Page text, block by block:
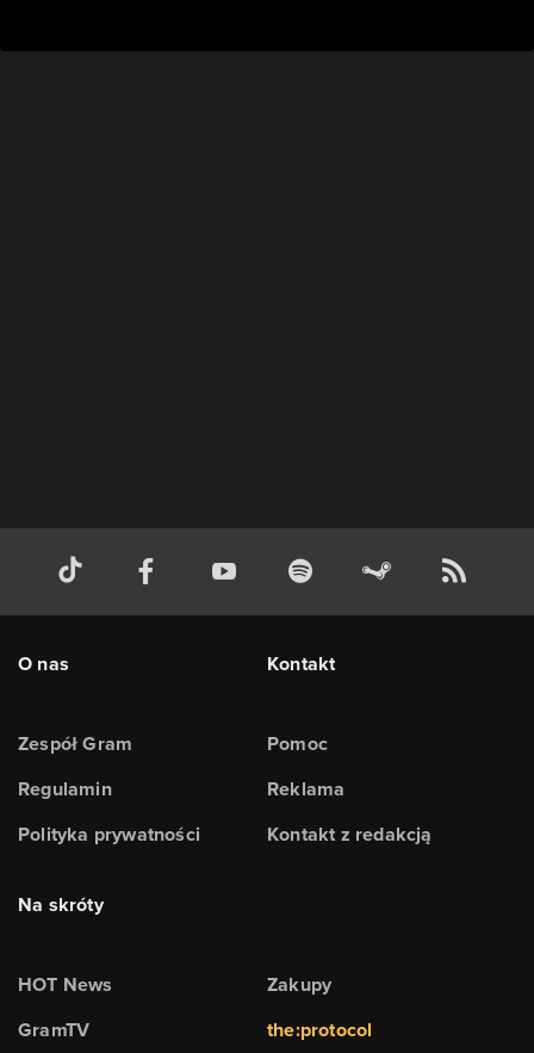
O nas
Zespół Gram
Regulamin
Polityka prywatności
Kontakt
Pomoc
Reklama
Kontakt z redakcją
Na skróty
HOT News
GramTV
Zakupy
the:protocol